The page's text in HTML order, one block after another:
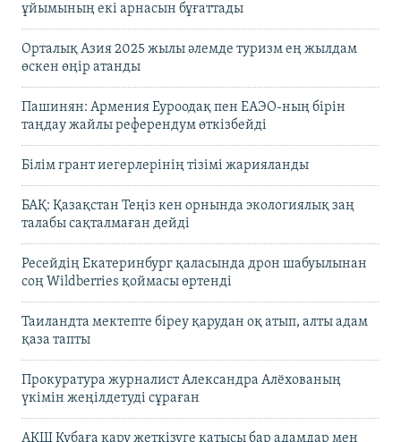
ұйымының екі арнасын бұғаттады
Орталық Азия 2025 жылы әлемде туризм ең жылдам
өскен өңір атанды
Пашинян: Армения Еуроодақ пен ЕАЭО-ның бірін
таңдау жайлы референдум өткізбейді
Білім грант иегерлерінің тізімі жарияланды
БАҚ: Қазақстан Теңіз кен орнында экологиялық заң
талабы сақталмаған дейді
Ресейдің Екатеринбург қаласында дрон шабуылынан
соң Wildberries қоймасы өртенді
Таиландта мектепте біреу қарудан оқ атып, алты адам
қаза тапты
Прокуратура журналист Александра Алёхованың
үкімін жеңілдетуді сұраған
АҚШ Кубаға қару жеткізуге қатысы бар адамдар мен